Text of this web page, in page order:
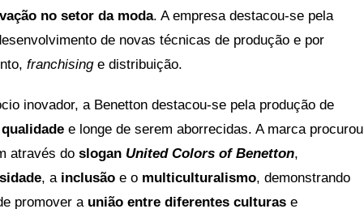
no setor da moda. A empresa destacou-se pela
de novas técnicas de produção e por
franchisinge distribuição.
inovador, a Benetton destacou-se pela produção de
e longe de serem aborrecidas. A marca procurou
através doslogan United Colors of Benetton,
, a inclusão e o multiculturalismo, demonstrando
promover a união entre diferentes culturas e